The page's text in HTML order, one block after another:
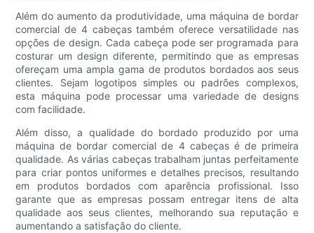
Além do aumento da produtividade, uma máquina de bordar
comercial de 4 cabeças também oferece versatilidade nas
opções de design. Cada cabeça pode ser programada para
costurar um design diferente, permitindo que as empresas
ofereçam uma ampla gama de produtos bordados aos seus
clientes. Sejam logotipos simples ou padrões complexos,
esta máquina pode processar uma variedade de designs
com facilidade.
Além disso, a qualidade do bordado produzido por uma
máquina de bordar comercial de 4 cabeças é de primeira
qualidade. As várias cabeças trabalham juntas perfeitamente
para criar pontos uniformes e detalhes precisos, resultando
em produtos bordados com aparência profissional. Isso
garante que as empresas possam entregar itens de alta
qualidade aos seus clientes, melhorando sua reputação e
aumentando a satisfação do cliente.